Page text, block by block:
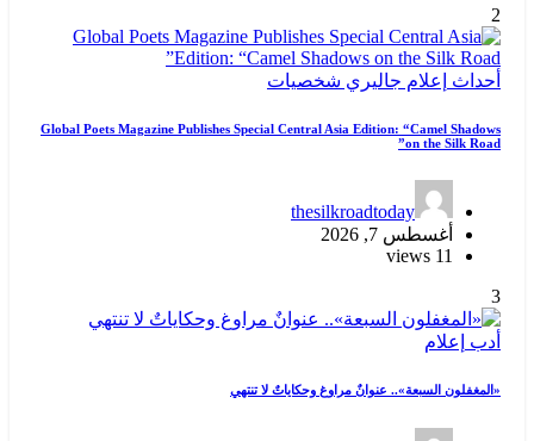
2
أحداث إعلام جاليري شخصيات
Global Poets Magazine Publishes Special Central Asia Edition: “Camel Shadows
on the Silk Road”
thesilkroadtoday
أغسطس 7, 2026
11 views
3
أدب إعلام
«المغفلون السبعة».. عنوانٌ مراوغ وحكاياتٌ لا تنتهي